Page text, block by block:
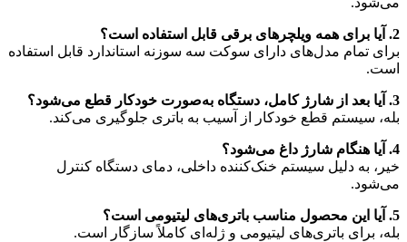
2. آیا برای همه ویلچرهای برقی قابل استفاده است؟
برای تمام مدل‌های دارای سوکت سه سوزنه استاندارد قابل استفاده
است.
3. آیا بعد از شارژ کامل، دستگاه به‌صورت خودکار قطع می‌شود؟
بله، سیستم قطع خودکار از آسیب به باتری جلوگیری می‌کند.
4. آیا هنگام شارژ داغ می‌شود؟
خیر، به دلیل سیستم خنک‌کننده داخلی، دمای دستگاه کنترل
می‌شود.
5. آیا این محصول مناسب باتری‌های لیتیومی است؟
بله، برای باتری‌های لیتیومی و ژله‌ای کاملاً سازگار است.